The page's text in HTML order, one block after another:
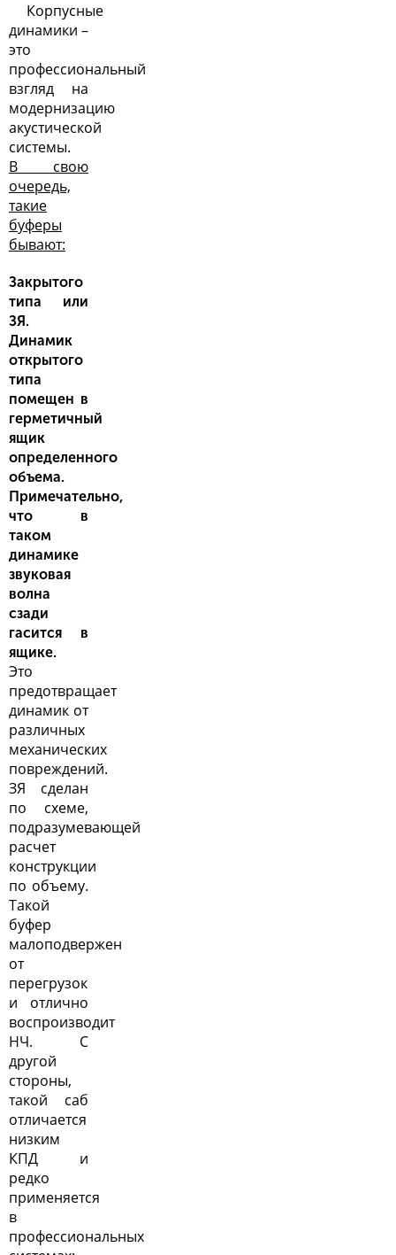
Корпусные
динамики –
это
профессиональный
взгляд на
модернизацию
акустической
системы.
В свою
очередь,
такие
буферы
бывают:
Закрытого
типа или
ЗЯ.
Динамик
открытого
типа
помещен в
герметичный
ящик
определенного
объема.
Примечательно,
что в
таком
динамике
звуковая
волна
сзади
гасится в
ящике.
Это
предотвращает
динамик от
различных
механических
повреждений.
ЗЯ сделан
по схеме,
подразумевающей
расчет
конструкции
по объему.
Такой
буфер
малоподвержен
от
перегрузок
и отлично
воспроизводит
НЧ. С
другой
стороны,
такой саб
отличается
низким
КПД и
редко
применяется
в
профессиональных